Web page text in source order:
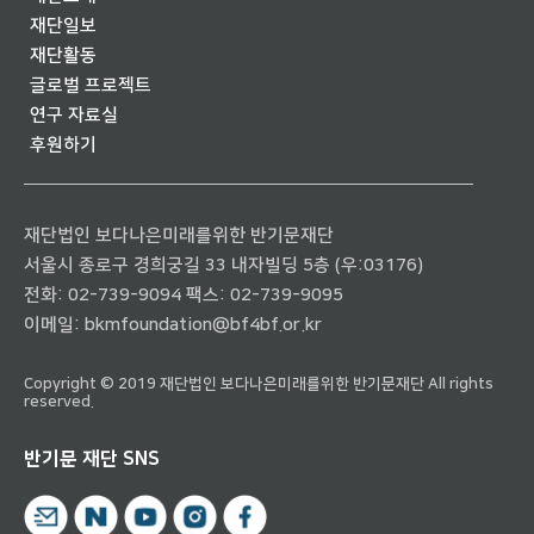
재단일보
재단활동
글로벌 프로젝트
연구 자료실
후원하기
재단법인 보다나은미래를위한 반기문재단
서울시 종로구 경희궁길 33 내자빌딩 5층 (우:03176)
전화: 02-739-9094 팩스: 02-739-9095
이메일: bkmfoundation@bf4bf.or.kr
Copyright © 2019 재단법인 보다나은미래를위한 반기문재단 All rights
reserved.
반기문 재단 SNS